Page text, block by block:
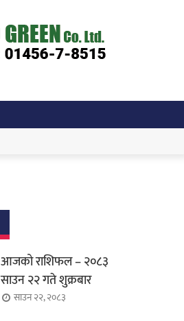
आजको राशिफल – २०८३
साउन २२ गते शुक्रबार
साउन २२, २०८३